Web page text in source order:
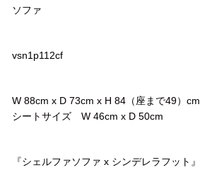
ソファ
vsn1p112cf
W 88cm x D 73cm x H 84（座まで49）cm
シートサイズ W 46cm x D 50cm
『シェルファソファ x シンデレラフット』